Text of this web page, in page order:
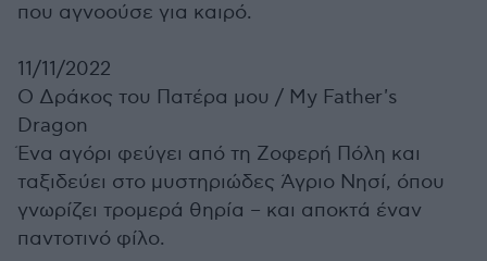
που αγνοούσε για καιρό.
11/11/2022
Ο Δράκος του Πατέρα μου / My Father's
Dragon
Ένα αγόρι φεύγει από τη Ζοφερή Πόλη και
ταξιδεύει στο μυστηριώδες Άγριο Νησί, όπου
γνωρίζει τρομερά θηρία – και αποκτά έναν
παντοτινό φίλο.